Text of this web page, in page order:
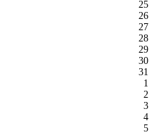
25
26
27
28
29
30
31
1
2
3
4
5